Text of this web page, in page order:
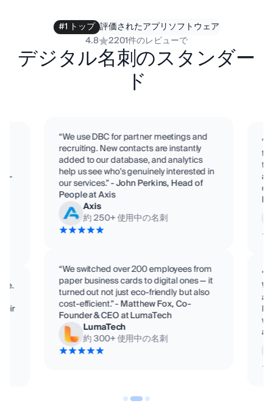
#1 トップ 評価されたアプリソフトウェア
4.8
2201件のレビューで
デジタル名刺のスタンダー
ド
C-
“We use DBC for partner meetings and
recruiting. New contacts are instantly
added to our database, and analytics
help us see who’s genuinely interested in
our services.”-John Perkins, Head of
People at Axis
Axis
約250+使用中の名刺
“We switched over 200 employees from
paper business cards to digital ones — it
turned out not just eco-friendly but also
cost-efficient.”-Matthew Fox, Co-
Founder & CEO at LumaTech
LumaTech
約300+使用中の名刺 at